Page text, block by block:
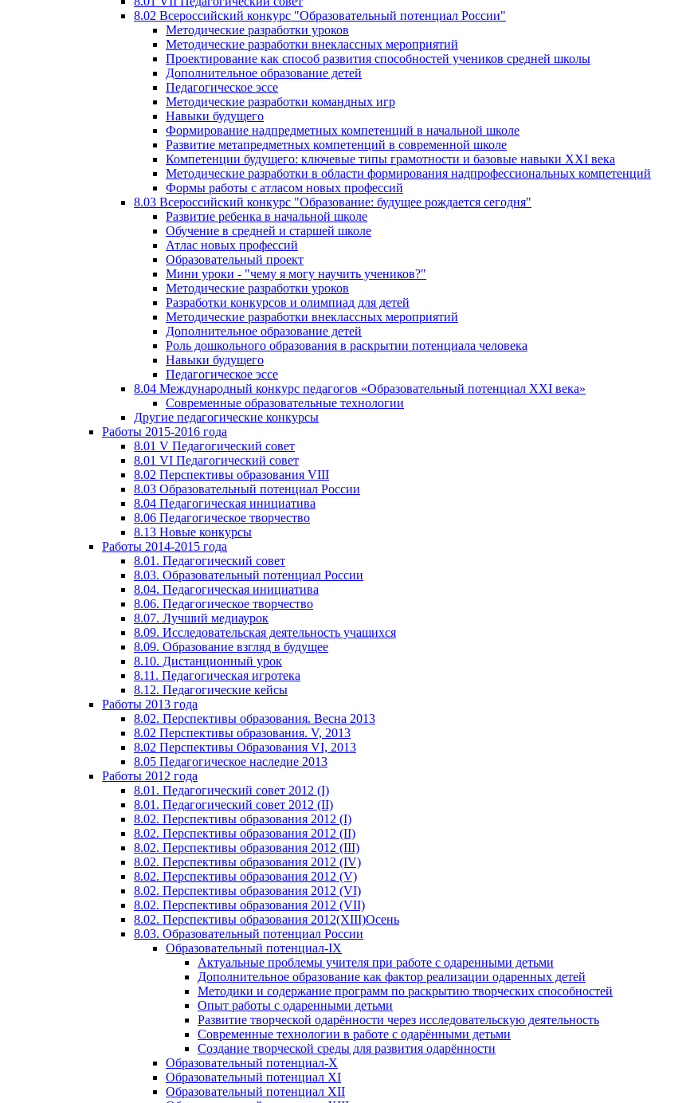
8.02 Всероссийский конкурс "Образовательный потенциал России"
Методические разработки уроков
Методические разработки внеклассных мероприятий
Проектирование как способ развития способностей учеников средней школы
Дополнительное образование детей
Педагогическое эссе
Методические разработки командных игр
Навыки будущего
Формирование надпредметных компетенций в начальной школе
Развитие метапредметных компетенций в современной школе
Компетенции будущего: ключевые типы грамотности и базовые навыки XXI века
Методические разработки в области формирования надпрофессиональных компетенций
Формы работы с атласом новых профессий
8.03 Всероссийский конкурс "Образование: будущее рождается сегодня"
Развитие ребенка в начальной школе
Обучение в средней и старшей школе
Атлас новых профессий
Образовательный проект
Мини уроки - "чему я могу научить учеников?"
Методические разработки уроков
Разработки конкурсов и олимпиад для детей
Методические разработки внеклассных мероприятий
Дополнительное образование детей
Роль дошкольного образования в раскрытии потенциала человека
Навыки будущего
Педагогическое эссе
8.04 Международный конкурс педагогов «Образовательный потенциал XXI века»
Современные образовательные технологии
Другие педагогические конкурсы
Работы 2015-2016 года
8.01 V Педагогический совет
8.01 VI Педагогический совет
8.02 Перспективы образования VIII
8.03 Образовательный потенциал России
8.04 Педагогическая инициатива
8.06 Педагогическое творчество
8.13 Новые конкурсы
Работы 2014-2015 года
8.01. Педагогический совет
8.03. Образовательный потенциал России
8.04. Педагогическая инициатива
8.06. Педагогическое творчество
8.07. Лучший медиаурок
8.09. Исследовательская деятельность учащихся
8.09. Образование взгляд в будущее
8.10. Дистанционный урок
8.11. Педагогическая игротека
8.12. Педагогические кейсы
Работы 2013 года
8.02. Перспективы образования. Весна 2013
8.02 Перспективы образования. V, 2013
8.02 Перспективы Образования VI, 2013
8.05 Педагогическое наследие 2013
Работы 2012 года
8.01. Педагогический совет 2012 (I)
8.01. Педагогический совет 2012 (II)
8.02. Перспективы образования 2012 (I)
8.02. Перспективы образования 2012 (II)
8.02. Перспективы образования 2012 (III)
8.02. Перспективы образования 2012 (IV)
8.02. Перспективы образования 2012 (V)
8.02. Перспективы образования 2012 (VI)
8.02. Перспективы образования 2012 (VII)
8.02. Перспективы образования 2012(XIII)Осень
8.03. Образовательный потенциал России
Образовательный потенциал-IX
Актуальные проблемы учителя при работе с одаренными детьми
Дополнительное образование как фактор реализации одаренных детей
Методики и содержание программ по раскрытию творческих способностей
Опыт работы с одаренными детьми
Развитие творческой одарённости через исследовательскую деятельность
Современные технологии в работе с одарёнными детьми
Создание творческой среды для развития одарённости
Образовательный потенциал-X
Образовательный потенциал XI
Образовательный потенциал XII